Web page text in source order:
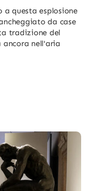
a questa esplosione
da case
tradizione del
nell'aria